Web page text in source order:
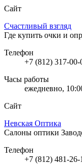
Сайт
Счастливый взгляд
Где купить очки и
Телефон
+7 (812) 317-
Часы работы
ежедневно,
Сайт
Невская Оптика
Салоны оптики
Телефон
+7 (812) 481-26-